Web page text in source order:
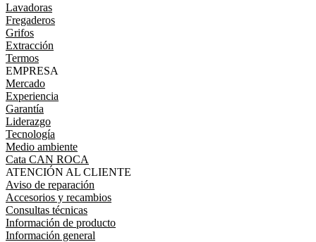
Lavadoras
Fregaderos
Grifos
Extracción
Termos
EMPRESA
Mercado
Experiencia
Garantía
Liderazgo
Tecnología
Medio ambiente
Cata CAN ROCA
ATENCIÓN AL CLIENTE
Aviso de reparación
Accesorios y recambios
Consultas técnicas
Información de producto
Información general